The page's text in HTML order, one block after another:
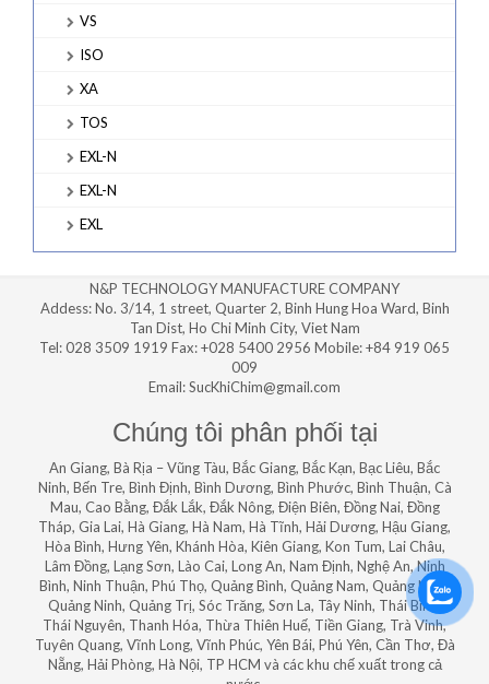
VS
ISO
XA
TOS
EXL-N
EXL-N
EXL
N&P TECHNOLOGY MANUFACTURE COMPANY
Addess: No. 3/14, 1 street, Quarter 2, Binh Hung Hoa Ward, Binh
Tan Dist, Ho Chi Minh City, Viet Nam
Tel: 028 3509 1919 Fax: +028 5400 2956 Mobile: +84 919 065
009
Email: SucKhiChim@gmail.com
Chúng tôi phân phối tại
An Giang, Bà Rịa – Vũng Tàu, Bắc Giang, Bắc Kạn, Bạc Liêu, Bắc
Ninh, Bến Tre, Bình Định, Bình Dương, Bình Phước, Bình Thuận, Cà
Mau, Cao Bằng, Đắk Lắk, Đắk Nông, Điện Biên, Đồng Nai, Đồng
Tháp, Gia Lai, Hà Giang, Hà Nam, Hà Tĩnh, Hải Dương, Hậu Giang,
Hòa Bình, Hưng Yên, Khánh Hòa, Kiên Giang, Kon Tum, Lai Châu,
Lâm Đồng, Lạng Sơn, Lào Cai, Long An, Nam Định, Nghệ An, Ninh
Bình, Ninh Thuận, Phú Thọ, Quảng Bình, Quảng Nam, Quảng Ngãi,
Quảng Ninh, Quảng Trị, Sóc Trăng, Sơn La, Tây Ninh, Thái Bình,
Thái Nguyên, Thanh Hóa, Thừa Thiên Huế, Tiền Giang, Trà Vinh,
Tuyên Quang, Vĩnh Long, Vĩnh Phúc, Yên Bái, Phú Yên, Cần Thơ, Đà
Nẵng, Hải Phòng, Hà Nội, TP HCM và các khu chế xuất trong cả